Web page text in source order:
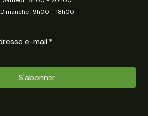
Dimanche : 9h00 – 18h00
S'abonner